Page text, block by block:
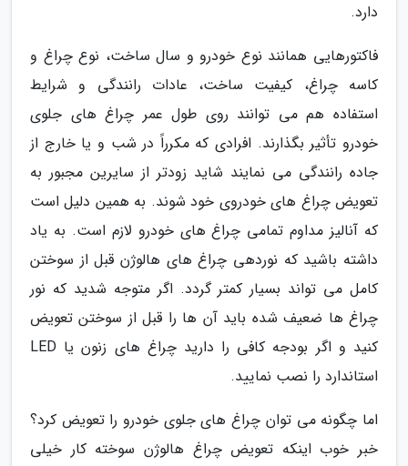
دارد.
فاکتورهایی همانند نوع خودرو و سال ساخت، نوع چراغ و
کاسه چراغ، کیفیت ساخت، عادات رانندگی و شرایط
استفاده هم می توانند روی طول عمر چراغ های جلوی
خودرو تأثیر بگذارند. افرادی که مکرراً در شب و یا خارج از
جاده رانندگی می نمایند شاید زودتر از سایرین مجبور به
تعویض چراغ های خودروی خود شوند. به همین دلیل است
که آنالیز مداوم تمامی چراغ های خودرو لازم است. به یاد
داشته باشید که نوردهی چراغ های هالوژن قبل از سوختن
کامل می تواند بسیار کمتر گردد. اگر متوجه شدید که نور
چراغ ها ضعیف شده باید آن ها را قبل از سوختن تعویض
کنید و اگر بودجه کافی را دارید چراغ های زنون یا LED
استاندارد را نصب نمایید.
اما چگونه می توان چراغ های جلوی خودرو را تعویض کرد؟
خبر خوب اینکه تعویض چراغ هالوژن سوخته کار خیلی